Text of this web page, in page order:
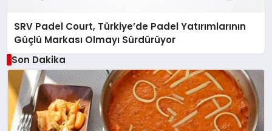
SRV Padel Court, Türkiye’de Padel Yatırımlarının
Güçlü Markası Olmayı Sürdürüyor
Son Dakika